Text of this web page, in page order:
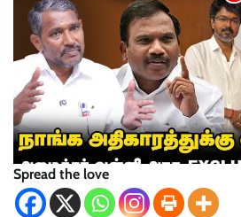
Spread the love